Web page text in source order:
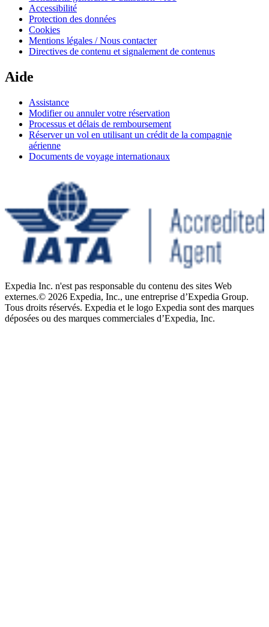
Accessibilité
Protection des données
Cookies
Mentions légales / Nous contacter
Directives de contenu et signalement de contenus
Aide
Assistance
Modifier ou annuler votre réservation
Processus et délais de remboursement
Réserver un vol en utilisant un crédit de la compagnie
aérienne
Documents de voyage internationaux
Expedia Inc. n'est pas responsable du contenu des sites Web
externes.© 2026 Expedia, Inc., une entreprise d’Expedia Group.
Tous droits réservés. Expedia et le logo Expedia sont des marques
déposées ou des marques commerciales d’Expedia, Inc.